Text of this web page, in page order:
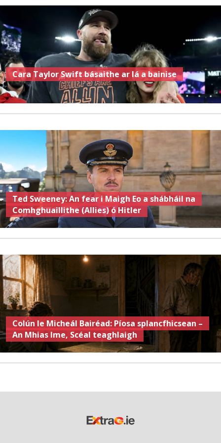
Cara Taylor Swift básaithe ar lá a bainise
Ted Sweeney: An fear i Maigh Eo a shábháil na
Comhghuaillithe (Allies) ó Hitler
Colún le Micheál Bairéad: Píosa splancfhicsean –
An Mhias Ime, Scéal teaghlaigh